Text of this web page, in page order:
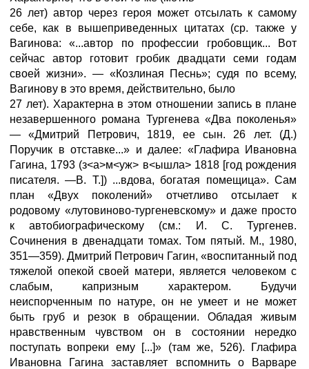
26 лет) автор через героя может отсылать к самому
себе, как в вышеприведенных цитатах (ср. также у
Вагинова: «...автор по профессии гробовщик... Вот
сейчас автор готовит гробик двадцати семи годам
своей жизни». — «Козлиная Песнь»; судя по всему,
Вагинову в это время, действительно, было
27 лет). Характерна в этом отношении запись в плане
незавершенного романа Тургенева «Два поколенья»
— «Дмитрий Петрович, 1819, ее сын. 26 лет. (Д.)
Поручик в отставке...» и далее: «Глафира Ивановна
Гагина, 1793 (з<а>м<уж> в<ышла> 1818 [год рождения
писателя. —В. Т.]) ...вдова, богатая помещица». Сам
план «Двух поколений» отчетливо отсылает к
родовому «лутовиново-тургеневскому» и даже просто
к автобиографическому (см.: И. С. Тургенев.
Сочинения в двенадцати томах. Том пятый. М., 1980,
351—359). Дмитрий Петрович Гагин, «воспитанный под
тяжелой опекой своей матери, является человеком с
слабым, капризным характером. Будучи
неиспорченным по натуре, он не умеет и не может
быть груб и резок в обращении. Обладая живым
нравственным чувством он в состоянии нередко
поступать вопреки ему [...]» (там же, 526). Глафира
Ивановна Гагина заставляет вспомнить о Варваре